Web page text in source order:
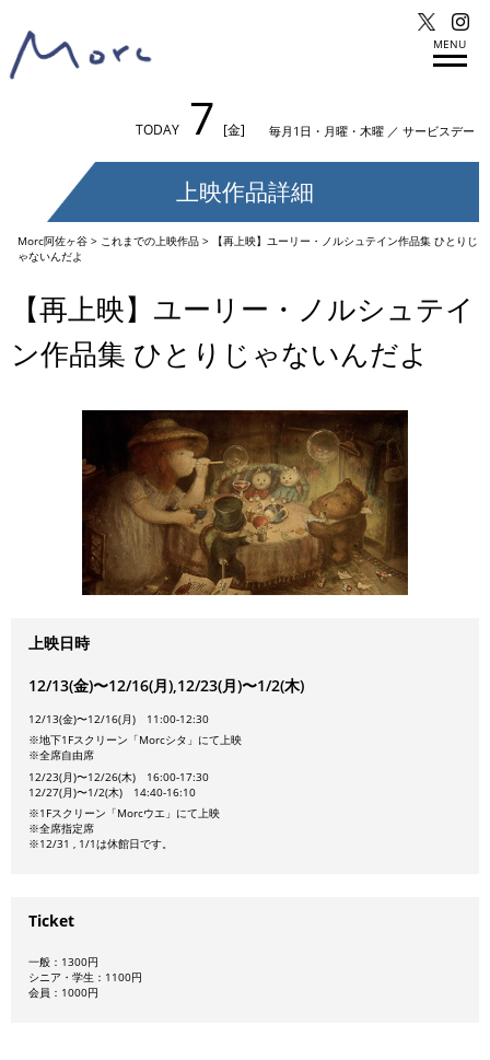
MENU
TODAY 7 [金] 毎月1日・月曜・木曜 ／ サービスデー
上映作品詳細
Morc阿佐ヶ谷> これまでの上映作品>
【再上映】ユーリー・ノルシュテイン作品集 ひとりじ
ゃないんだよ
【再上映】ユーリー・ノルシュテイ
ン作品集 ひとりじゃないんだよ
上映日時
12/13(金)〜12/16(月),12/23(月)〜1/2(木)
12/13(金)〜12/16(月) 11:00-12:30
※地下1Fスクリーン「Morcシタ」にて上映
※全席自由席
12/23(月)〜12/26(木) 16:00-17:30
12/27(月)〜1/2(木) 14:40-16:10
※1Fスクリーン「Morcウエ」にて上映
※全席指定席
※12/31 , 1/1は休館日です。
Ticket
一般：1300円
シニア・学生：1100円
会員：1000円